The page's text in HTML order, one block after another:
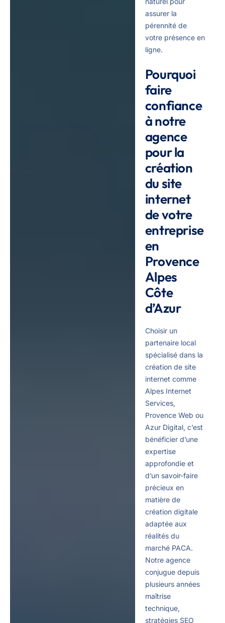
assurer la
pérennité de
votre présence en
ligne.
Pourquoi
faire
confiance
à notre
agence
pour la
création
du site
internet
de votre
entreprise
en
Provence
Alpes
Côte
d’Azur
Choisir un
partenaire local
spécialisé dans la
création de site
internet comme
Alpes Internet
Services,
Provence Web ou
Azur Digital, c’est
bénéficier d’une
expertise
approfondie et
d’un savoir-faire
précieux en
matière de
création digitale
adaptée aux
réalités du
marché PACA.
Notre agence
conjugue depuis
plusieurs années
maîtrise
technique,
stratégies SEO